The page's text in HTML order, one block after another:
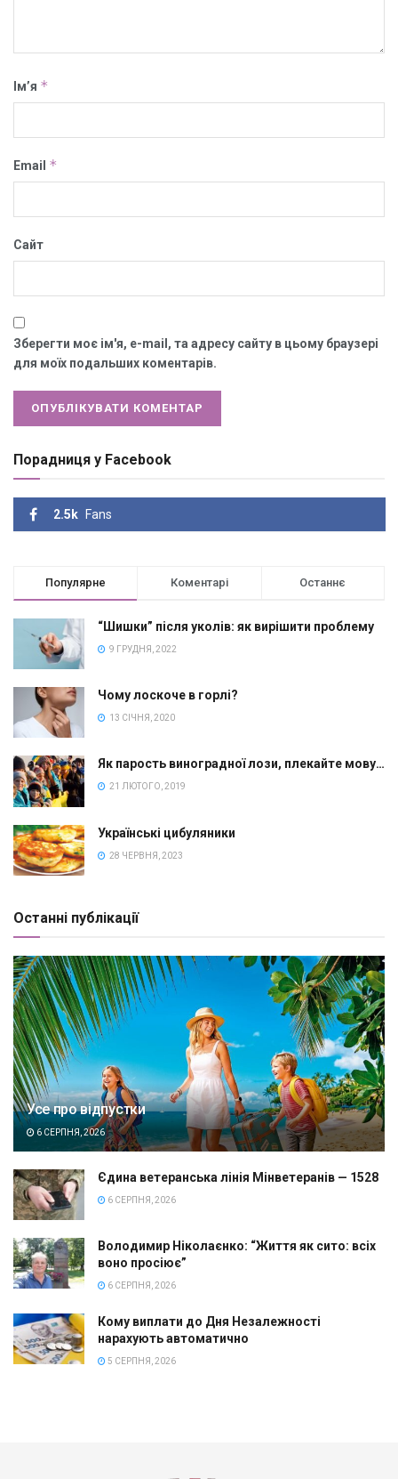
Ім’я *
Email *
Сайт
Зберегти моє ім'я, e-mail, та адресу сайту в цьому браузері
для моїх подальших коментарів.
Порадниця у Facebook
2.5k Fans
Популярне Коментарі Останнє
“Шишки” після уколів: як вирішити проблему
9 ГРУДНЯ, 2022
Чому лоскоче в горлі?
13 СІЧНЯ, 2020
Як парость виноградної лози, плекайте мову…
21 ЛЮТОГО, 2019
Українські цибуляники
28 ЧЕРВНЯ, 2023
Останні публікації
Усе про відпустки
6 СЕРПНЯ, 2026
Єдина ветеранська лінія Мінветеранів — 1528
6 СЕРПНЯ, 2026
Володимир Ніколаєнко: “Життя як сито: всіх
воно просіює”
6 СЕРПНЯ, 2026
Кому виплати до Дня Незалежності
нарахують автоматично
5 СЕРПНЯ, 2026